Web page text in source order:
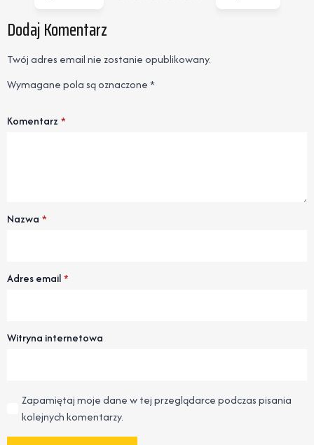
Dodaj Komentarz
Twój adres email nie zostanie opublikowany.
Wymagane pola są oznaczone*
Komentarz *
Nazwa *
Adres email*
Witryna internetowa
Zapamiętaj moje dane w tej przeglądarce podczas pisania
kolejnych komentarzy.